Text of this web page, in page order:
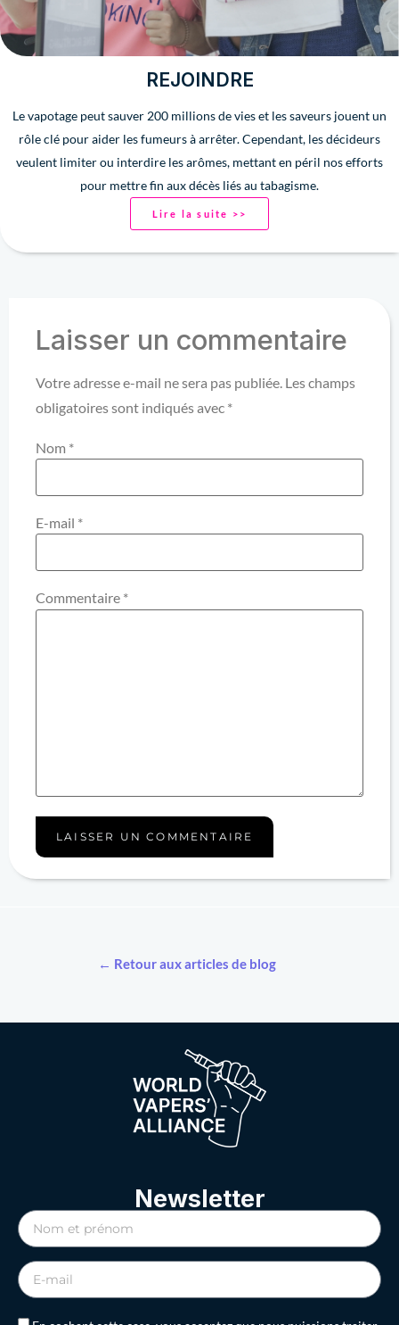
REJOINDRE
Le vapotage peut sauver 200 millions de vies et les saveurs jouent un
rôle clé pour aider les fumeurs à arrêter. Cependant, les décideurs
veulent limiter ou interdire les arômes, mettant en péril nos efforts
pour mettre fin aux décès liés au tabagisme.
Lire la suite >>
Laisser un commentaire
Votre adresse e-mail ne sera pas publiée. Les champs
obligatoires sont indiqués avec *
Nom *
E-mail *
Commentaire *
← Retour aux articles de blog
Newsletter